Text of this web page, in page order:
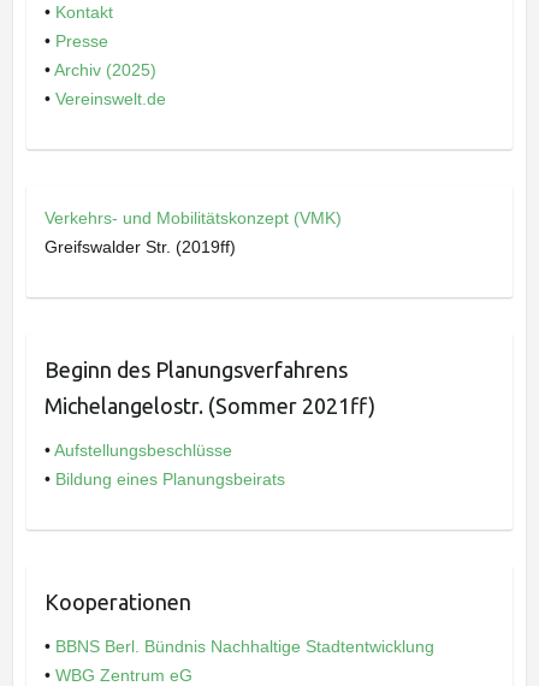
• Kontakt
• Presse
•Archiv (2025)
• Vereinswelt.de
Verkehrs- und Mobilitätskonzept (VMK)
Greifswalder Str. (2019ff)
Beginn des Planungsverfahrens
Michelangelostr. (Sommer 2021ff)
•Aufstellungsbeschlüsse
• Bildung eines Planungsbeirats
Kooperationen
• BBNS Berl. Bündnis Nachhaltige Stadtentwicklung
• WBG Zentrum eG